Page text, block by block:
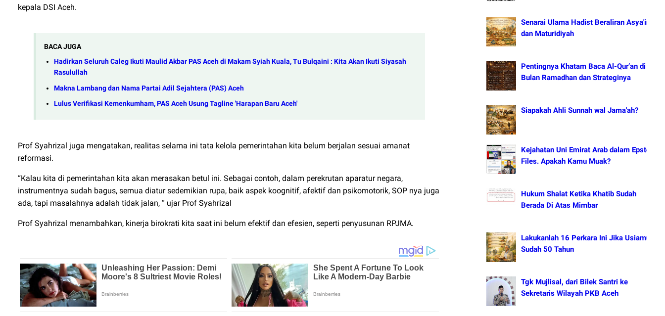
kepala DSI Aceh.
BACA JUGA
Hadirkan Seluruh Caleg Ikuti Maulid Akbar PAS Aceh di Makam Syiah Kuala, Tu Bulqaini : Kita Akan Ikuti Siyasah
Rasulullah
Makna Lambang dan Nama Partai Adil Sejahtera (PAS) Aceh
Lulus Verifikasi Kemenkumham, PAS Aceh Usung Tagline 'Harapan Baru Aceh'
Prof Syahrizal juga mengatakan, realitas selama ini tata kelola pemerintahan kita belum berjalan sesuai amanat
reformasi.
“Kalau kita di pemerintahan kita akan merasakan betul ini. Sebagai contoh, dalam perekrutan aparatur negara,
instrumentnya sudah bagus, semua diatur sedemikian rupa, baik aspek koognitif, afektif dan psikomotorik, SOP nya juga
ada, tapi masalahnya adalah tidak jalan, “ ujar Prof Syahrizal
Prof Syahrizal menambahkan, kinerja birokrati kita saat ini belum efektif dan efesien, seperti penyusunan RPJMA.
Senarai Ulama Hadist Beraliran Asya'irah
dan Maturidiyah
Pentingnya Khatam Baca Al-Qur’an di
Bulan Ramadhan dan Strateginya
Siapakah Ahli Sunnah wal Jama'ah?
Kejahatan Uni Emirat Arab dalam Epstein
Files. Apakah Kamu Muak?
Hukum Shalat Ketika Khatib Sudah
Berada Di Atas Mimbar
Lakukanlah 16 Perkara Ini Jika Usiamu
Sudah 50 Tahun
Tgk Mujlisal, dari Bilek Santri ke
Sekretaris Wilayah PKB Aceh